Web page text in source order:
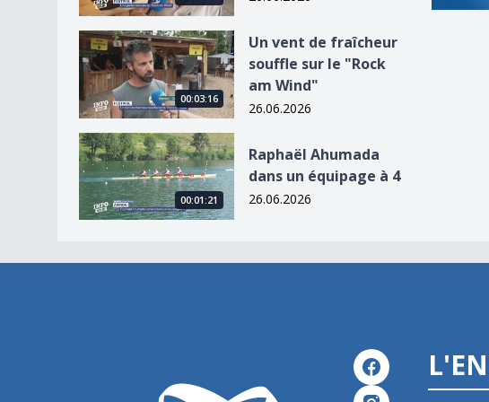
Un vent de fraîcheur souffle sur le &quot;Rock am Wind&quot;
00:03:16
Un vent de fraîcheur
souffle sur le "Rock
am Wind"
26.06.2026
Raphaël Ahumada dans un équipage à 4
00:01:21
Raphaël Ahumada
dans un équipage à 4
26.06.2026